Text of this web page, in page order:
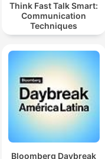
Think Fast Talk Smart:
Communication
Techniques
Bloomberg Daybreak